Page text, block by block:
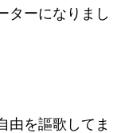
ターになりまし
由を謳歌してま